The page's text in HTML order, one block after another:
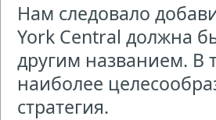
Нам следовало
York Central должна
другим названием. В
наиболее
стратегия.